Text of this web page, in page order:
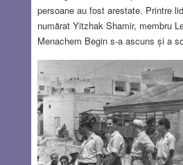
persoane au fost arestate. Printre
numărat Yitzhak Shamir, membru
Menachem Begin s-a ascuns și a